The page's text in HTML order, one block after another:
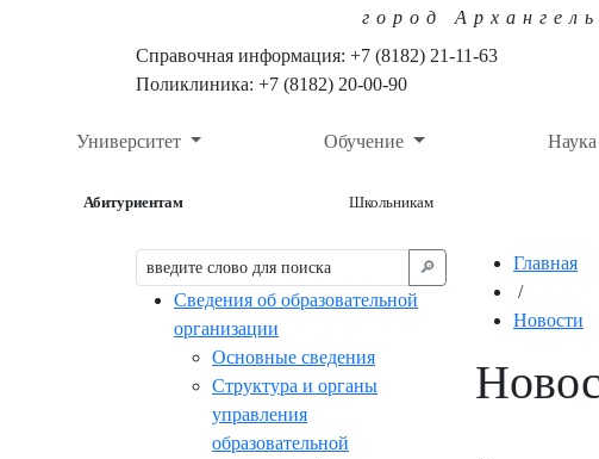
город
Справочная информация: +7 (8182) 21-11-63
Поликлиника: +7 (8182) 20-00-90
Университет Обучение Наука
Абитуриентам Школьникам
🔎︎
Сведения об образовательной
организации
Основные сведения
Структура и органы
управления
образовательной
Главная
/
Новости